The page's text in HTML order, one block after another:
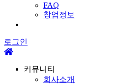
FAQ
창업정보
로그인
커뮤니티
회사소개